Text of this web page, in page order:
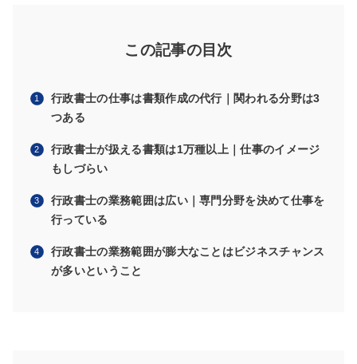
この記事の目次
行政書士の仕事は書類作成の代行｜関われる分野は3
つある
行政書士が扱える書類は1万種以上｜仕事のイメージ
もしづらい
行政書士の業務範囲は広い｜専門分野を決めて仕事を
行っている
行政書士の業務範囲が膨大なことはビジネスチャンス
が多いということ